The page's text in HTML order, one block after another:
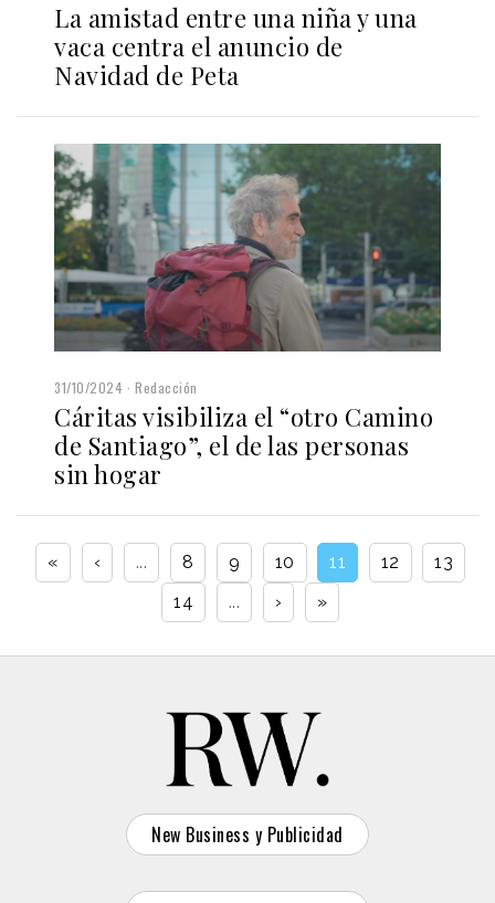
La amistad entre una niña y una
vaca centra el anuncio de
Navidad de Peta
31/10/2024 Redacción
Cáritas visibiliza el “otro Camino
de Santiago”, el de las personas
sin hogar
« ‹ ... 8 9 10 11 12
13
14
... › »
New Business y Publicidad